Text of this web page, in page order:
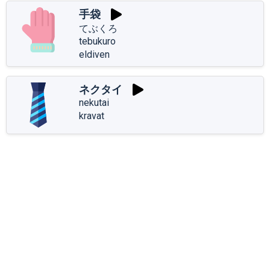
手袋
てぶくろ
tebukuro
eldiven
ネクタイ
nekutai
kravat